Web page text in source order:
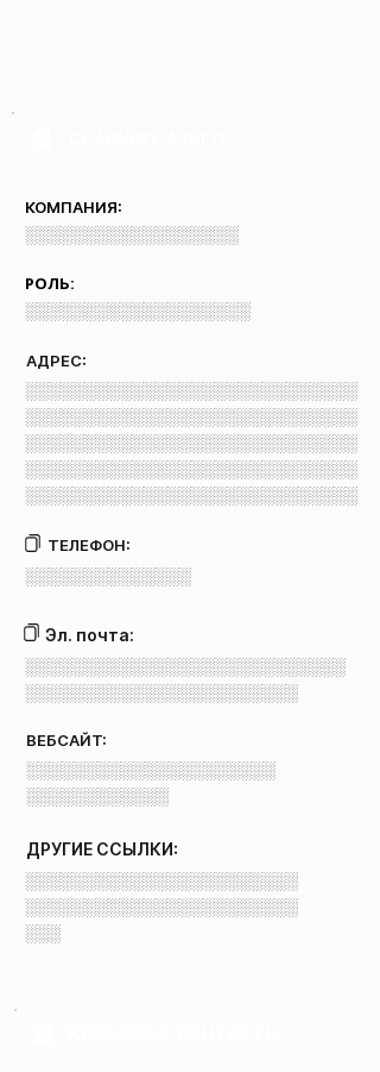
КОМПАНИЯ:
░░░░░░░░░░░░░░░░░░
РОЛЬ:
░░░░░░░░░░░░░░░░░░░
АДРЕС:
░░░░░░░░░░░░░░░░░░░░░░░░░░░░
░░░░░░░░░░░░░░░░░░░░░░░░░░░░
░░░░░░░░░░░░░░░░░░░░░░░░░░░░
░░░░░░░░░░░░░░░░░░░░░░░░░░░░
░░░░░░░░░░░░░░░░░░░░░░░░░░░░
ТЕЛЕФОН:
░░░░░░░░░░░░░░
Эл. почта:
░░░░░░░░░░░░░░░░░░░░░░░░░░░
░░░░░░░░░░░░░░░░░░░░░░░
ВЕБСАЙТ:
░░░░░░░░░░░░░░░░░░░░░
░░░░░░░░░░░░
ДРУГИЕ ССЫЛКИ:
░░░░░░░░░░░░░░░░░░░░░░░
░░░░░░░░░░░░░░░░░░░░░░░
░░░